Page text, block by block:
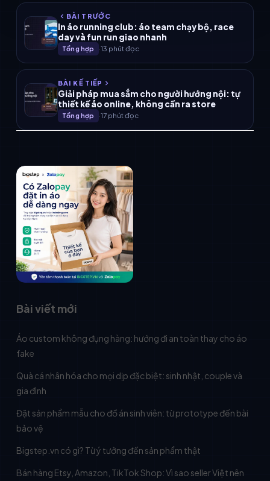
BÀI TRƯỚC
In áo running club: áo team chạy bộ, race
day và fun run giao nhanh
Tổng hợp ·13 phút đọc
BÀI KẾ TIẾP
Giải pháp mua sắm cho người hướng nội: tự
thiết kế áo online, không cần ra store
Tổng hợp ·17 phút đọc
Bài viết mới
Áo custom không đụng hàng: hướng đi an toàn thay cho áo
fake
Quà cá nhân hóa cho mọi dịp đặc biệt: sinh nhật, couple và
gia đình
Đặt sản phẩm mẫu cho đồ án sinh viên: từ prototype đến bài
bảo vệ
Bigstep.vn có gì? Từ ý tưởng đến sản phẩm thật
Bán hàng Etsy, Amazon, TikTok Shop: Vì sao seller Việt nên